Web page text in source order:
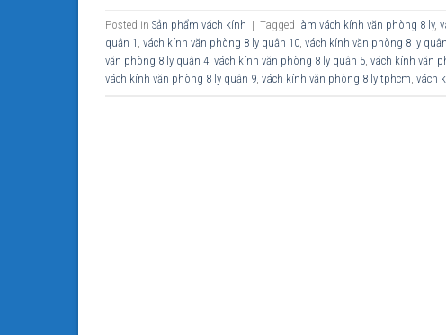
Posted in Sản phẩm vách kính | Tagged làm vách kính văn phòng 8 ly,
quận 1 , vách kính văn phòng 8 ly quận 10, vách kính văn phòng 8 ly
văn phòng 8 ly quận 4, vách kính văn phòng 8 ly quận 5, vách kính văn
vách kính văn phòng 8 ly quận 9, vách kính văn phòng 8 ly tphcm, vách